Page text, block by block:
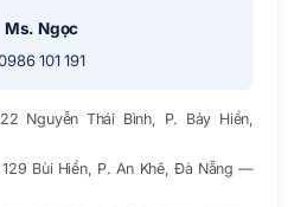
Ms. Ngọc
101 191
Nguyễn Thái Bình, P. Bảy Hiền,
129 Bùi Hiển, P. An Khê, Đà Nẵng —